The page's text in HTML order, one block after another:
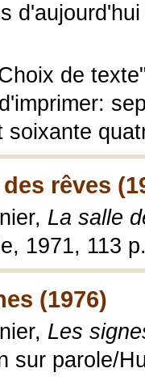
de
soixante
rêves
La salle
1971, 113
(1976)
Les
sur parole/